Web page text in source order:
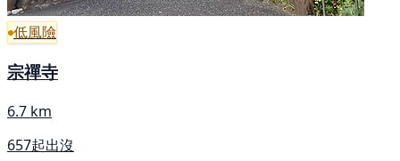
低風險
宗禪寺
6.7 km
657起出沒